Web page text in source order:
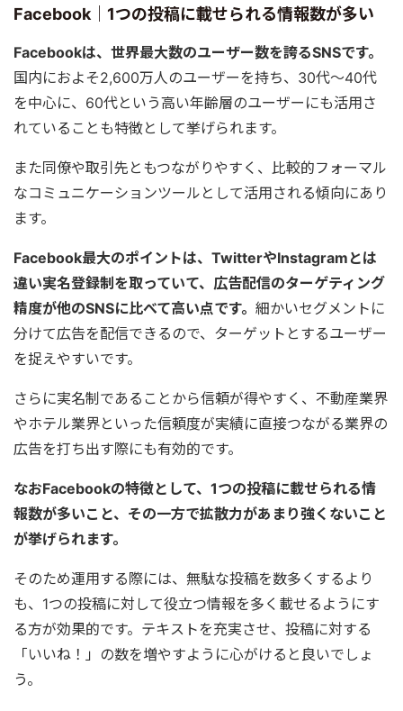
Facebook｜1つの投稿に載せられる情報数が多い
Facebookは、世界最大数のユーザー数を誇るSNSです。
国内におよそ2,600万人のユーザーを持ち、30代〜40代
を中心に、60代という高い年齢層のユーザーにも活用さ
れていることも特徴として挙げられます。
また同僚や取引先ともつながりやすく、比較的フォーマル
なコミュニケーションツールとして活用される傾向にあり
ます。
Facebook最大のポイントは、TwitterやInstagramとは
違い実名登録制を取っていて、広告配信のターゲティング
精度が他のSNSに比べて高い点です。 細かいセグメントに
分けて広告を配信できるので、ターゲットとするユーザー
を捉えやすいです。
さらに実名制であることから信頼が得やすく、不動産業界
やホテル業界といった信頼度が実績に直接つながる業界の
広告を打ち出す際にも有効的です。
なおFacebookの特徴として、1つの投稿に載せられる情
報数が多いこと、その一方で拡散力があまり強くないこと
が挙げられます。
そのため運用する際には、無駄な投稿を数多くするより
も、1つの投稿に対して役立つ情報を多く載せるようにす
る方が効果的です。テキストを充実させ、投稿に対する
「いいね！」の数を増やすように心がけると良いでしょ
う。